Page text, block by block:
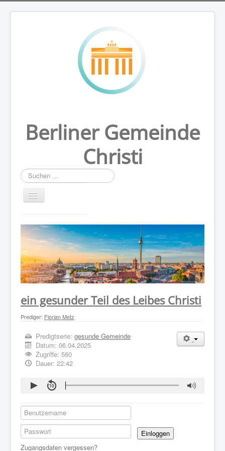
Berliner Gemeinde
Christi
Suchen
...
WER WIR SIND
GOTTESDIENST
PREDIGTEN
KONTAKT
ein gesunder Teil des Leibes Christi
Prediger: Florian Metz
Predigtserie:gesunde Gemeinde
Datum:06.04.2025
Zugriffe: 560
Dauer: 22:42
Einloggen
Zugangsdaten vergessen?